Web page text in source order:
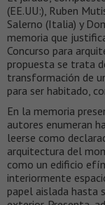
(EE.UU:), Ruben
Salerno (Italia) y
memoria que
Concurso para
propuesta se trata
transformación de
para ser habitado,
En la memoria
autores enumeran
leerse como
arquitectura del
como un edificio
interiormente
papel aislada hasta